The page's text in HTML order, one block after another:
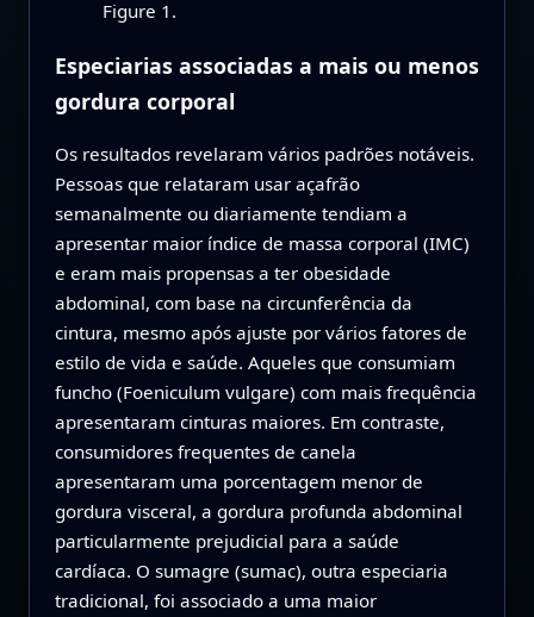
Figure 1.
Especiarias associadas a mais ou menos
gordura corporal
Os resultados revelaram vários padrões notáveis.
Pessoas que relataram usar açafrão
semanalmente ou diariamente tendiam a
apresentar maior índice de massa corporal (IMC)
e eram mais propensas a ter obesidade
abdominal, com base na circunferência da
cintura, mesmo após ajuste por vários fatores de
estilo de vida e saúde. Aqueles que consumiam
funcho (Foeniculum vulgare) com mais frequência
apresentaram cinturas maiores. Em contraste,
consumidores frequentes de canela
apresentaram uma porcentagem menor de
gordura visceral, a gordura profunda abdominal
particularmente prejudicial para a saúde
cardíaca. O sumagre (sumac), outra especiaria
tradicional, foi associado a uma maior